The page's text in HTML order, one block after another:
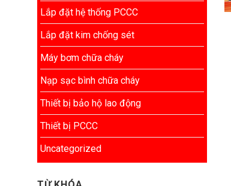
Lắp đặt hệ thống PCCC
Lắp đặt kim chống sét
Máy bơm chữa cháy
Nạp sạc bình chữa cháy
Thiết bị bảo hộ lao động
Thiết bị PCCC
Uncategorized